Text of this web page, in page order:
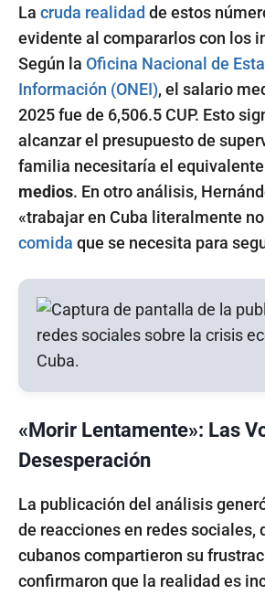
La cruda realidad de estos
evidente al compararlos con los
Según la Oficina Nacional de
Información (ONEI), el salario
2025 fue de 6,506.5 CUP. Esto
alcanzar el presupuesto de
familia necesitaría el
medios. En otro análisis,
«trabajar en Cuba literalmente
comida que se necesita para
«Morir Lentamente»: Las
Desesperación
La publicación del análisis
de reacciones en redes sociales,
cubanos compartieron su
confirmaron que la realidad es